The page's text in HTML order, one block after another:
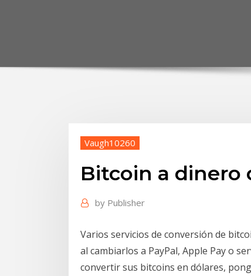
Vaugh10260
Bitcoin a dinero
by Publisher
Varios servicios de conversión de
al cambiarlos a PayPal, Apple Pay o
convertir sus bitcoins en dólares,